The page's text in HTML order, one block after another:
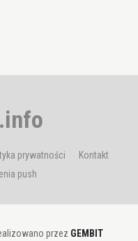
prywatności
Kontakt
push
przez GEMBIT